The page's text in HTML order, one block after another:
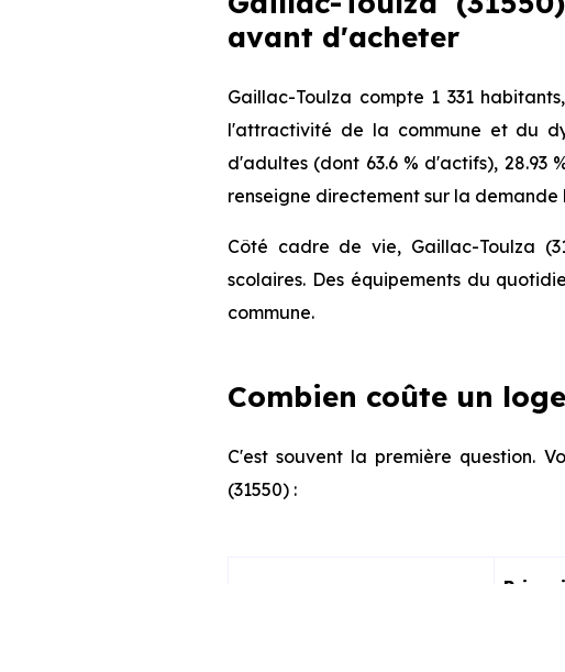
avant d'acheter
Gaillac-Toulza compte 1 331
l'attractivité de la commune et du
d'adultes (dont 63.6 % d'actifs), 28.93
renseigne directement sur la
Côté cadre de vie, Gaillac-Toulza
scolaires. Des équipements du
commune.
Combien coûte un
C'est souvent la première question.
(31550) :
Prix